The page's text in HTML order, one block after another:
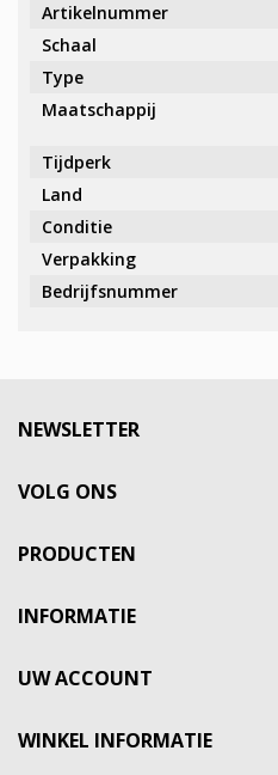
Artikelnummer
Schaal
Type
Maatschappij
Tijdperk
Land
Conditie
Verpakking
Bedrijfsnummer
NEWSLETTER
VOLG ONS
PRODUCTEN
INFORMATIE
UW ACCOUNT
WINKEL INFORMATIE